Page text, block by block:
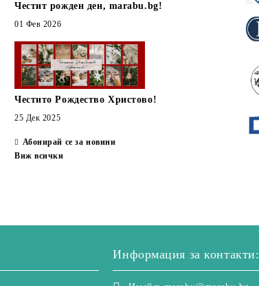
Честит рожден ден, marabu.bg!
01 Фев 2026
Честито Рождество Христово!
25 Дек 2025
Абонирай се за новини
Виж всички
Информация за контакти: